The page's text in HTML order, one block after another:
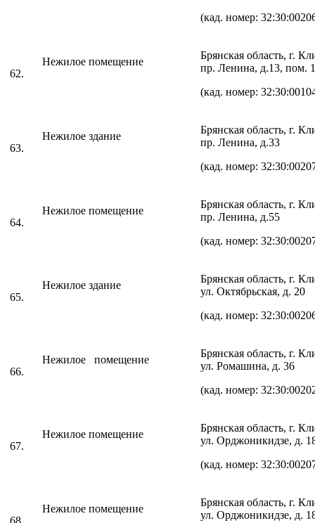
(кад. номер:
62.
Нежилое помещение
Брянская область, г.
пр. Ленина, д.13, пом. 1
(кад. номер:
63.
Нежилое здание
Брянская область, г.
пр. Ленина, д.33
(кад. номер:
64.
Нежилое помещение
Брянская область, г.
пр. Ленина, д.55
(кад. номер:
65.
Нежилое здание
Брянская область, г.
ул. Октябрьская, д. 20
(кад. номер:
66.
Нежилое помещение
Брянская область, г.
ул. Ромашина, д. 36
(кад. номер:
67.
Нежилое помещение
Брянская область, г.
ул. Орджоникидзе, д.
(кад. номер:
68.
Нежилое помещение
Брянская область, г.
ул. Орджоникидзе, д.